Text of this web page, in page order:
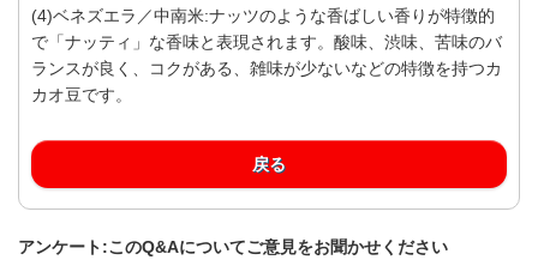
(4)ベネズエラ／中南米:ナッツのような香ばしい香りが特徴的
で「ナッティ」な香味と表現されます。酸味、渋味、苦味のバ
ランスが良く、コクがある、雑味が少ないなどの特徴を持つカ
カオ豆です。
戻る
アンケート:このQ&Aについてご意見をお聞かせください